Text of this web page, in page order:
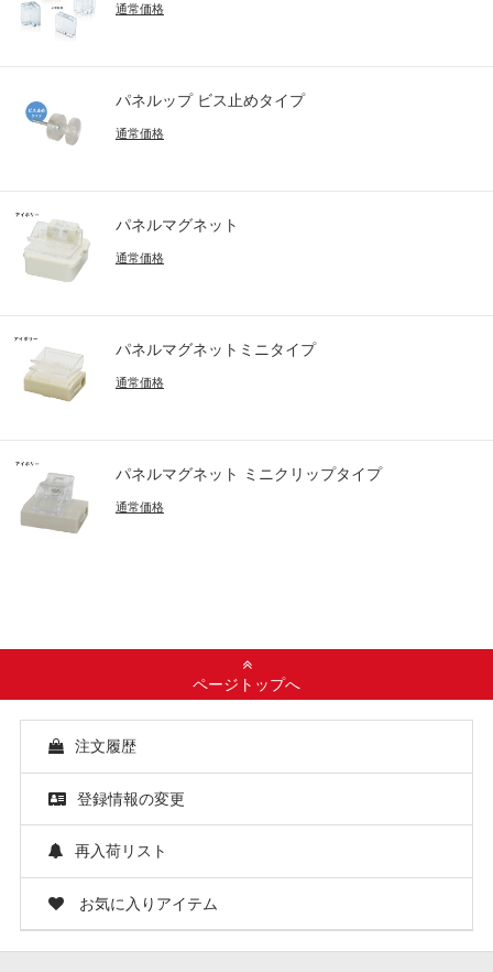
通常価格
パネルップ ビス止めタイプ
通常価格
パネルマグネット
通常価格
パネルマグネットミニタイプ
通常価格
パネルマグネット ミニクリップタイプ
通常価格
ページトップへ
注文履歴
登録情報の変更
再入荷リスト
お気に入りアイテム